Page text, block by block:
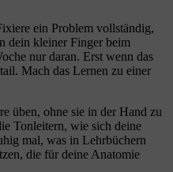
ein Problem vollständig,
dein kleiner Finger beim
nur daran. Erst wenn das
Mach das Lernen zu einer
üben, ohne sie in der Hand zu
Tonleitern, wie sich deine
mal, was in Lehrbüchern
die für deine Anatomie